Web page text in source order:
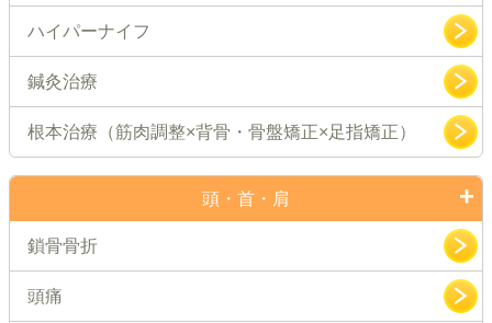
ハイパーナイフ
鍼灸治療
根本治療（筋肉調整×背骨・骨盤矯正×足指矯正）
頭・首・肩
鎖骨骨折
頭痛